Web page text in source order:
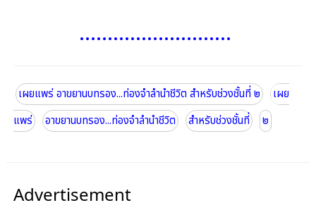
...........................
เผยแพร่ อาขยานบทรอง...ท่องจำลำนำชีวิต สำหรับช่วงชั้นที่ ๒
เผย
แพร่
อาขยานบทรอง...ท่องจำลำนำชีวิต สำหรับช่วงชั้นที่ ๒
Advertisement